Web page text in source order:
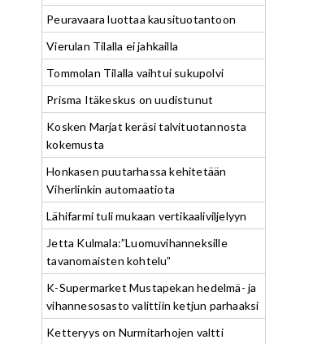
Peuravaara luottaa kausituotantoon
Vierulan Tilalla ei jahkailla
Tommolan Tilalla vaihtui sukupolvi
Prisma Itäkeskus on uudistunut
Kosken Marjat keräsi talvituotannosta
kokemusta
Honkasen puutarhassa kehitetään
Viherlinkin automaatiota
Lähifarmi tuli mukaan vertikaaliviljelyyn
Jetta Kulmala:”Luomuvihanneksille
tavanomaisten kohtelu”
K-Supermarket Mustapekan hedelmä- ja
vihannesosasto valittiin ketjun parhaaksi
Ketteryys on Nurmitarhojen valtti